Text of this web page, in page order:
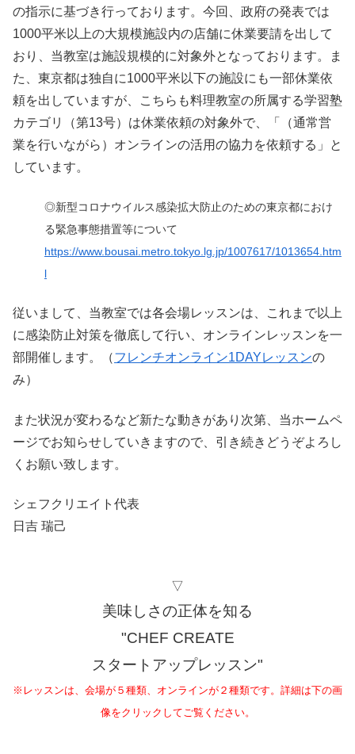
の指示に基づき行っております。今回、政府の発表では
1000平米以上の大規模施設内の店舗に休業要請を出して
おり、当教室は施設規模的に対象外となっております。ま
た、東京都は独自に1000平米以下の施設にも一部休業依
頼を出していますが、こちらも料理教室の所属する学習塾
カテゴリ（第13号）は休業依頼の対象外で、「（通常営
業を行いながら）オンラインの活用の協力を依頼する」と
しています。
◎新型コロナウイルス感染拡大防止のための東京都におけ
る緊急事態措置等について
https://www.bousai.metro.tokyo.lg.jp/1007617/1013654.htm
l
従いまして、当教室では各会場レッスンは、これまで以上
に感染防止対策を徹底して行い、オンラインレッスンを一
部開催します。（フレンチオンライン1DAYレッスンの
み）
また状況が変わるなど新たな動きがあり次第、当ホームペ
ージでお知らせしていきますので、引き続きどうぞよろし
くお願い致します。
シェフクリエイト代表
日吉 瑞己
▽
美味しさの正体を知る
"CHEF CREATE
スタートアップレッスン"
※レッスンは、会場が５種類、オンラインが２種類です。詳細は下の画
像をクリックしてご覧ください。